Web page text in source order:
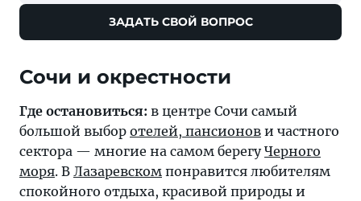
ЗАДАТЬ СВОЙ ВОПРОС
Где остановиться: в центре Сочи самый
большой выбор отелей, пансионов и частного
сектора — многие на самом берегуЧерного
моря. В Лазаревском понравится любителям
спокойного отдыха, красивой природы и